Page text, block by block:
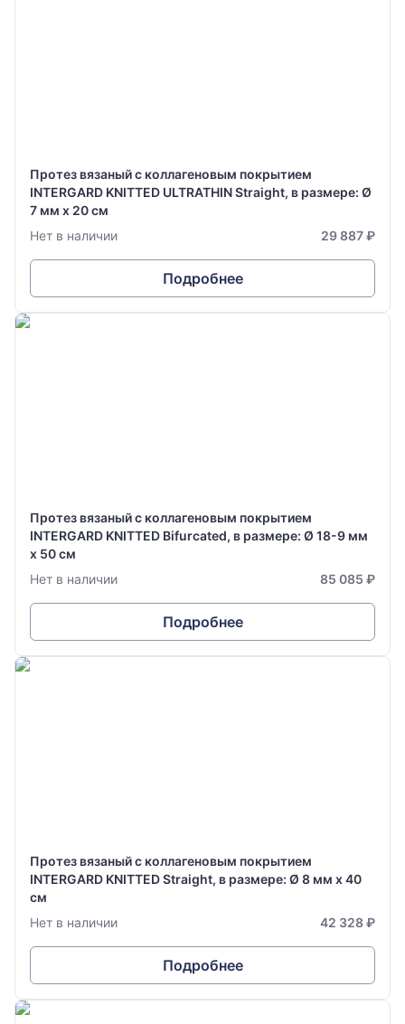
Протез вязаный с коллагеновым покрытием
INTERGARD KNITTED ULTRATHIN Straight, в размере: Ø
7 мм х 20 см
Нет в наличии
29 887 ₽
Подробнее
Протез вязаный с коллагеновым покрытием
INTERGARD KNITTED Bifurcated, в размере: Ø 18-9 мм
х 50 см
Нет в наличии
85 085 ₽
Подробнее
Протез вязаный с коллагеновым покрытием
INTERGARD KNITTED Straight, в размере: Ø 8 мм х 40
см
Нет в наличии
42 328 ₽
Подробнее